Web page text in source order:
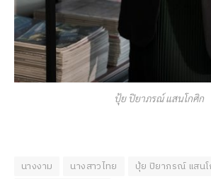
ปุ้ย ปิยาภรณ์ แสนโกศิก
นางงาม นางสาวไทย
ปุ้ย ปิยาภรณ์ แสน